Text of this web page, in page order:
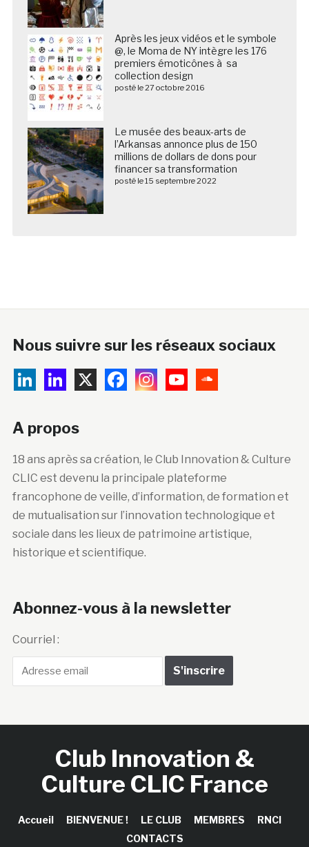
Après les jeux vidéos et le symbole
@, le Moma de NY intègre les 176
premiers émoticônes à sa
collection design
posté le 27 octobre 2016
Le musée des beaux-arts de
l’Arkansas annonce plus de 150
millions de dollars de dons pour
financer sa transformation
posté le 15 septembre 2022
Nous suivre sur les réseaux sociaux
A propos
18 ans après sa création, le Club Innovation & Culture
CLIC est devenu la principale plateforme
francophone de veille, d’information, de formation et
de mutualisation sur l’innovation technologique et
sociale dans les lieux de patrimoine artistique,
historique et scientifique.
Abonnez-vous à la newsletter
Courriel :
Club Innovation &
Culture CLIC France
Accueil BIENVENUE ! LE CLUB MEMBRES
RNCI
CONTACTS